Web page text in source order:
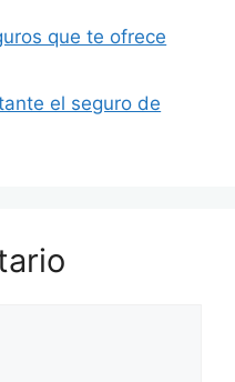
que te ofrece
el seguro de